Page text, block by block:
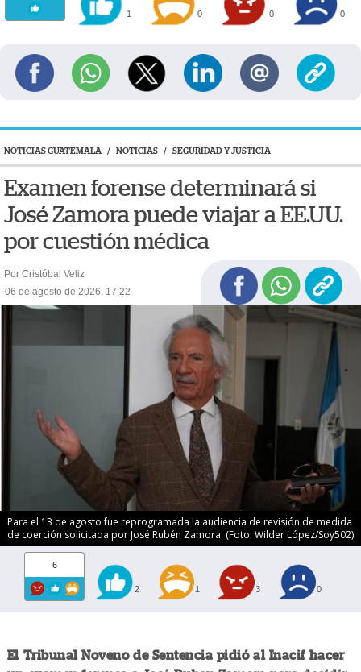
1 0 0 0
NOTICIAS GUATEMALA / NOTICIAS / SEGURIDAD Y JUSTICIA
Examen forense determinará si
José Zamora puede viajar a EE.UU.
por cuestión médica
Por Cristóbal Veliz
06 de agosto de 2026, 17:22
Para el 13 de agosto fue reprogramada la audiencia de revisión de medida
de coerción solicitada por José Rubén Zamora. (Foto: Wilder López/Soy502)
6
2 1 3 0
El Tribunal Noveno de Sentencia pidió al Inacif hacer